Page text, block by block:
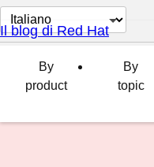
Cambia
lingua
Il blog di Red Hat
By
product
By
topic